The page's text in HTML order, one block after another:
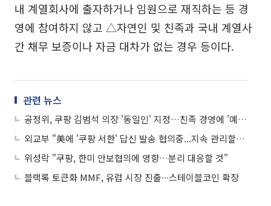
내 계열회사에 출자하거나 임원으로 재직하는 등 경
영에 참여하지 않고 △자연인 및 친족과 국내 계열사
간 채무 보증이나 자금 대차가 없는 경우 등이다.
관련 뉴스
공정위, 쿠팡 김범석 의장 '동일인' 지정…친족 경영에 '예외' 불허
외교부 "美에 '쿠팡 서한' 답신 발송 협의중...지속 관리할 것"
위성락 "쿠팡, 한미 안보협의에 영향…분리 대응할 것"
블랙록 토큰화 MMF, 유럽 시장 진출∙∙∙스테이블코인 확장